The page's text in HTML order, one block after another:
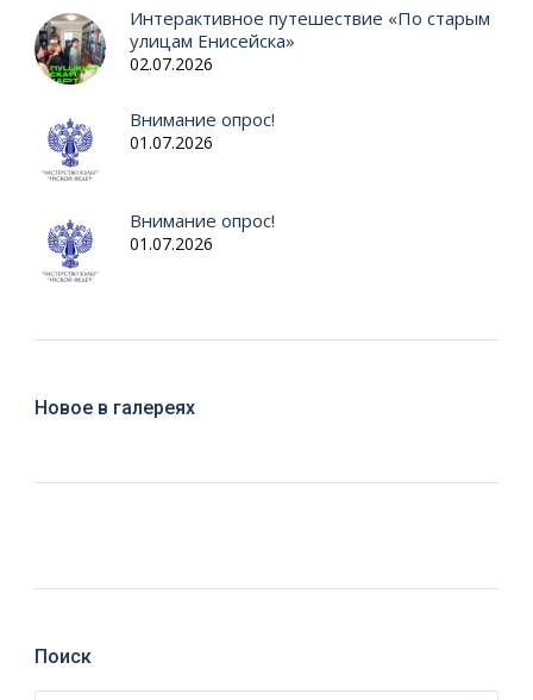
Интерактивное путешествие «По старым
улицам Енисейска»
02.07.2026
Внимание опрос!
01.07.2026
Внимание опрос!
01.07.2026
Новое в галереях
Поиск